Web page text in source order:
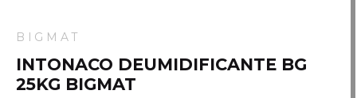
BIGMAT
INTONACO DEUMIDIFICANTE BG
25KG BIGMAT